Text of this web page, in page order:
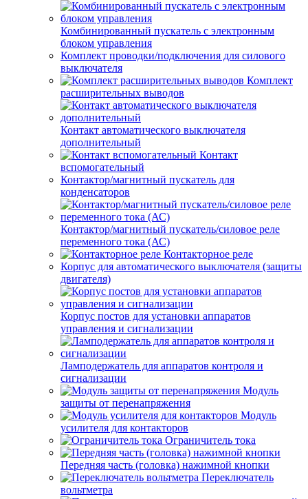
Комбинированный пускатель с электронным
блоком управления
Комплект проводки/подключения для силового
выключателя
Комплект
расширительных выводов
Контакт автоматического выключателя
дополнительный
Контакт
вспомогательный
Контактор/магнитный пускатель для
конденсаторов
Контактор/магнитный пускатель/силовое реле
переменного тока (АС)
Контакторное реле
Корпус для автоматического выключателя (защиты
двигателя)
Корпус постов для установки аппаратов
управления и сигнализации
Ламподержатель для аппаратов контроля и
сигнализации
Модуль
защиты от перенапряжения
Модуль
усилителя для контакторов
Ограничитель тока
Передняя часть (головка) нажимной кнопки
Переключатель
вольтметра